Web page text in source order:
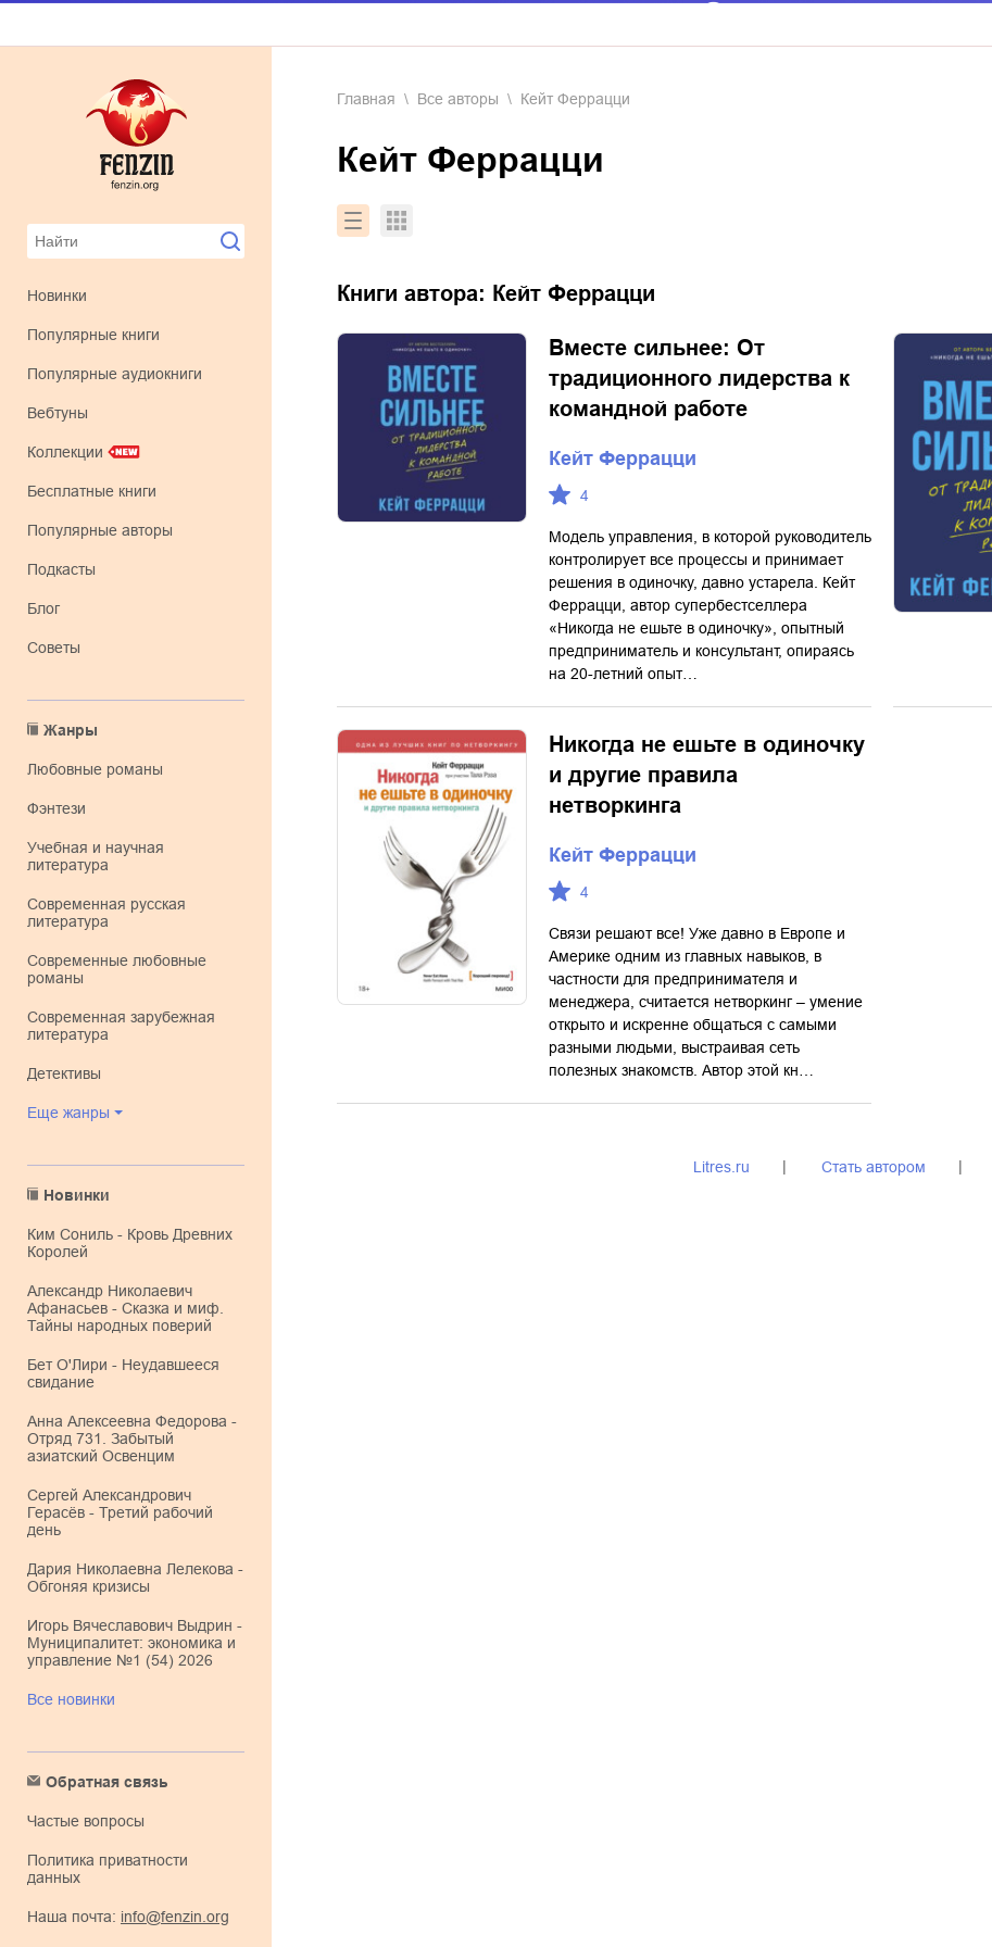
Новинки
Популярные книги
Популярные аудиокниги
Вебтуны
Коллекции
Бесплатные книги
Популярные авторы
Подкасты
Блог
Советы
Жанры
любовные романы
фэнтези
учебная и научная
литература
современная русская
литература
современные любовные
романы
современная зарубежная
литература
детективы
Еще жанры
Новинки
Ким Сониль - Кровь Древних
Королей
Александр Николаевич
Афанасьев - Сказка и миф.
Тайны народных поверий
Бет О'Лири - Неудавшееся
свидание
Анна Алексеевна Федорова -
Отряд 731. Забытый
азиатский Освенцим
Сергей Александрович
Герасёв - Третий рабочий
день
Дария Николаевна Лелекова -
Обгоняя кризисы
Игорь Вячеславович Выдрин -
Муниципалитет: экономика и
управление №1 (54) 2026
Все новинки
Обратная связь
Частые вопросы
Политика приватности
данных
Наша почта: info@fenzin.org
Главная Все авторы Кейт Феррацци
Кейт Феррацци
Книги автора: Кейт Феррацци
Вместе сильнее: От
традиционного лидерства к
командной работе
Кейт Феррацци
4
Модель управления, в которой руководитель
контролирует все процессы и принимает
решения в одиночку, давно устарела. Кейт
Феррацци, автор супербестселлера
«Никогда не ешьте в одиночку», опытный
предприниматель и консультант, опираясь
на 20-летний опыт…
Никогда не ешьте в одиночку
и другие правила
нетворкинга
Кейт Феррацци
4
Связи решают все! Уже давно в Европе и
Америке одним из главных навыков, в
частности для предпринимателя и
менеджера, считается нетворкинг – умение
открыто и искренне общаться с самыми
разными людьми, выстраивая сеть
полезных знакомств. Автор этой кн…
Litres.ru Стать автором